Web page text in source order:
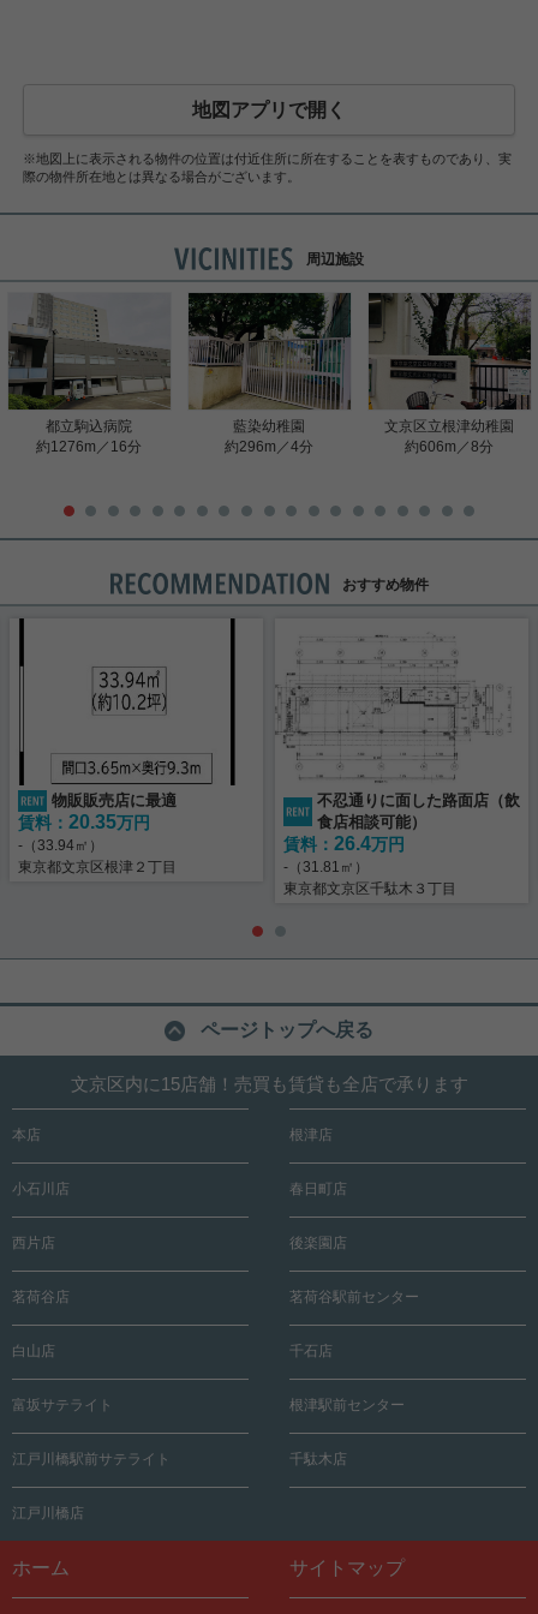
地図アプリで開く
※地図上に表示される物件の位置は付近住所に所在することを表すものであり、実
際の物件所在地とは異なる場合がございます。
周辺施設
都立駒込病院
約1276m／16分
藍染幼稚園
約296m／4分
文京区立根津幼稚園
約606m／8分
おすすめ物件
物販販売店に最適
賃料： 20.35万円
-（33.94㎡）
東京都文京区根津２丁目
不忍通りに面した路面店（飲
食店相談可能）
賃料： 26.4万円
-（31.81㎡）
東京都文京区千駄木３丁目
ページトップへ戻る
文京区内に15店舗！売買も賃貸も全店で承ります
本店 根津店
小石川店 春日町店
西片店 後楽園店
茗荷谷店 茗荷谷駅前センター
白山店 千石店
富坂サテライト 根津駅前センター
江戸川橋駅前サテライト 千駄木店
江戸川橋店
ホーム サイトマップ